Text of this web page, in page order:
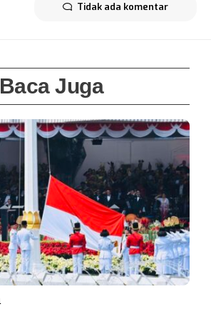
Tidak ada komentar
Baca Juga